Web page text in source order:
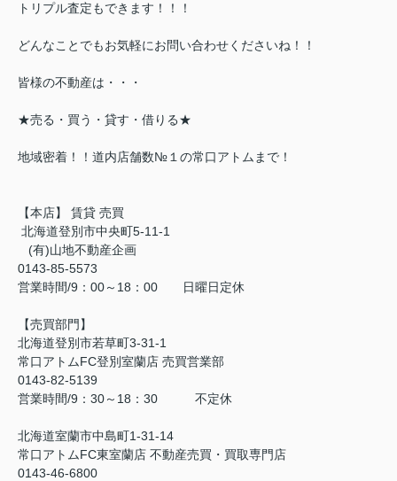
トリプル査定もできます！！！
どんなことでもお気軽にお問い合わせくださいね！！
皆様の不動産は・・・
★売る・買う・貸す・借りる★
地域密着！！道内店舗数№１の常口アトムまで！
【本店】 賃貸 売買
北海道登別市中央町5-11-1
(有)山地不動産企画
0143-85-5573
営業時間/9：00～18：00 日曜日定休
【売買部門】
北海道登別市若草町3-31-1
常口アトムFC登別室蘭店 売買営業部
0143-82-5139
営業時間/9：30～18：30 不定休
北海道室蘭市中島町1-31-14
常口アトムFC東室蘭店 不動産売買・買取専門店
0143-46-6800